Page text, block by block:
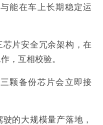
能在车上长期稳定运
芯片安全冗余架构，在
，互相校验。
颗备份芯片会立即接
的大规模量产落地，